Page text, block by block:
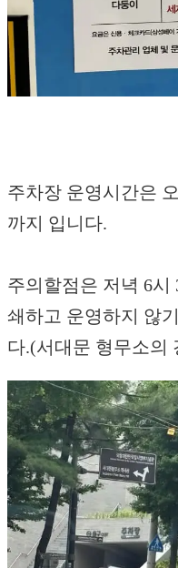
주차장 운영시간은
까지 입니다.
주의할점은 저녁 6시
쇄하고 운영하지 않
다.(서대문 형무소의